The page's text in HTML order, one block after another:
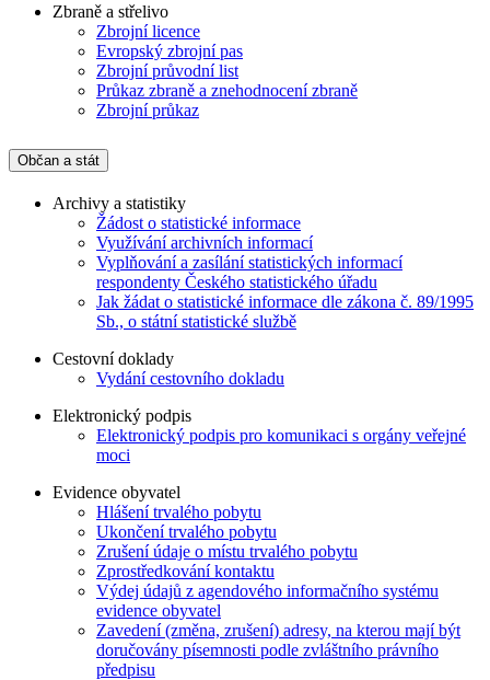
Zbraně a střelivo
Zbrojní licence
Evropský zbrojní pas
Zbrojní průvodní list
Průkaz zbraně a znehodnocení zbraně
Zbrojní průkaz
Občan a stát
Archivy a statistiky
Žádost o statistické informace
Využívání archivních informací
Vyplňování a zasílání statistických informací
respondenty Českého statistického úřadu
Jak žádat o statistické informace dle zákona č. 89/1995
Sb., o státní statistické službě
Cestovní doklady
Vydání cestovního dokladu
Elektronický podpis
Elektronický podpis pro komunikaci s orgány veřejné
moci
Evidence obyvatel
Hlášení trvalého pobytu
Ukončení trvalého pobytu
Zrušení údaje o místu trvalého pobytu
Zprostředkování kontaktu
Výdej údajů z agendového informačního systému
evidence obyvatel
Zavedení (změna, zrušení) adresy, na kterou mají být
doručovány písemnosti podle zvláštního právního
předpisu